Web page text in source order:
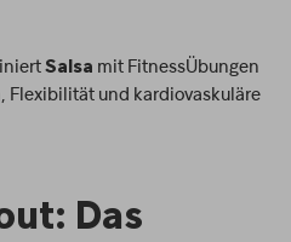
Salsa mit FitnessÜbungen
Flexibilität und kardiovaskuläre
Das